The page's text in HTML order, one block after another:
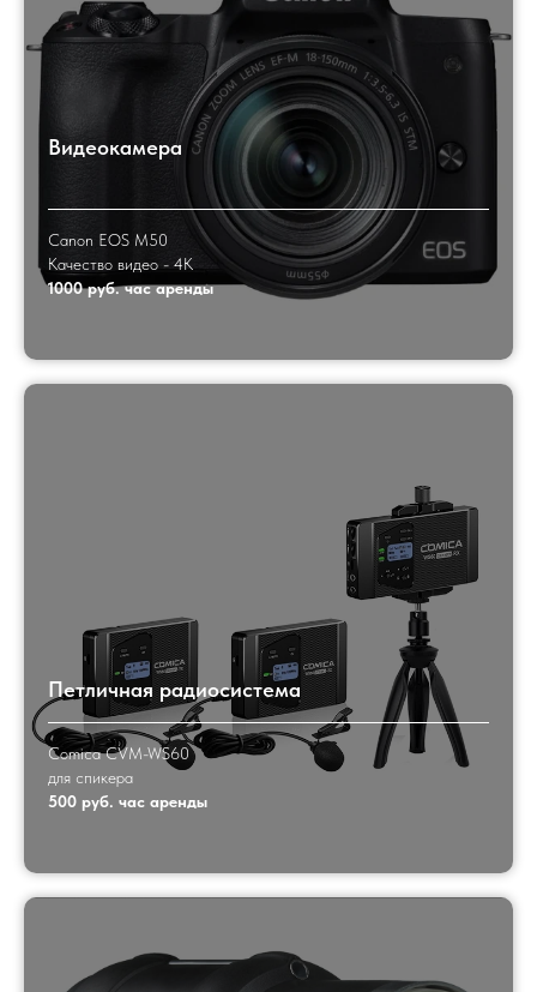
Видеокамера
Canon EOS M50
Качество видео - 4K
1000 руб. час аренды
Петличная радиосистема
Comica CVM-WS60
для спикера
500 руб. час аренды